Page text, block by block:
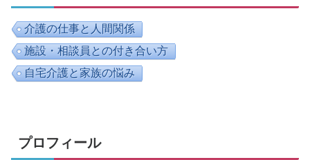
介護の仕事と人間関係
施設・相談員との付き合い方
自宅介護と家族の悩み
プロフィール